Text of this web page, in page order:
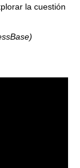
la cuestión